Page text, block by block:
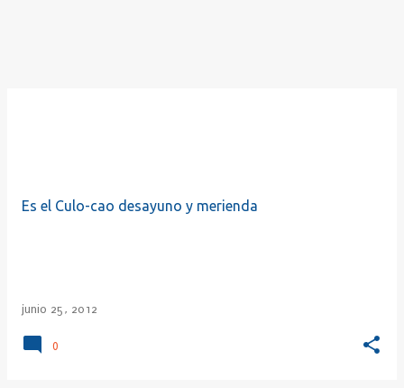
Es el Culo-cao desayuno y merienda
junio 25, 2012
0